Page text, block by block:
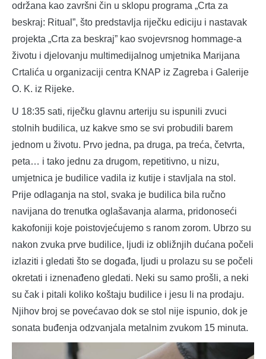
održana kao završni čin u sklopu programa „Crta za
beskraj: Ritual”, što predstavlja riječku ediciju i nastavak
projekta „Crta za beskraj” kao svojevrsnog hommage-a
životu i djelovanju multimedijalnog umjetnika Marijana
Crtalića u organizaciji centra KNAP iz Zagreba i Galerije
O. K. iz Rijeke.
U 18:35 sati, riječku glavnu arteriju su ispunili zvuci
stolnih budilica, uz kakve smo se svi probudili barem
jednom u životu. Prvo jedna, pa druga, pa treća, četvrta,
peta… i tako jednu za drugom, repetitivno, u nizu,
umjetnica je budilice vadila iz kutije i stavljala na stol.
Prije odlaganja na stol, svaka je budilica bila ručno
navijana do trenutka oglašavanja alarma, pridonoseći
kakofoniji koje poistovjećujemo s ranom zorom. Ubrzo su
nakon zvuka prve budilice, ljudi iz obližnjih dućana počeli
izlaziti i gledati što se događa, ljudi u prolazu su se počeli
okretati i iznenađeno gledati. Neki su samo prošli, a neki
su čak i pitali koliko koštaju budilice i jesu li na prodaju.
Njihov broj se povećavao dok se stol nije ispunio, dok je
sonata buđenja odzvanjala metalnim zvukom 15 minuta.